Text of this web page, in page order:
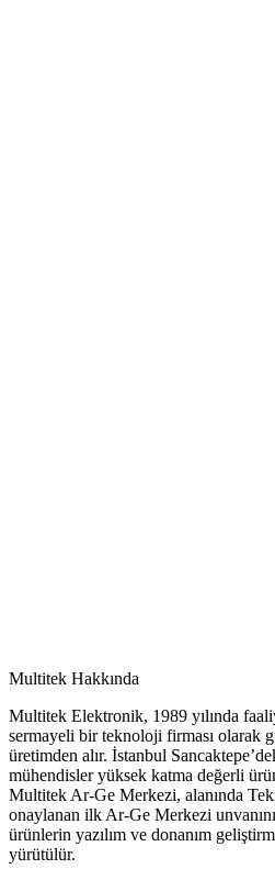
Multitek Hakkında
Multitek Elektronik, 1989 yılında
sermayeli bir teknoloji firması olarak
üretimden alır. İstanbul
mühendisler yüksek katma değerli
Multitek Ar-Ge Merkezi, alanında
onaylanan ilk Ar-Ge Merkezi
ürünlerin yazılım ve donanım
yürütülür.